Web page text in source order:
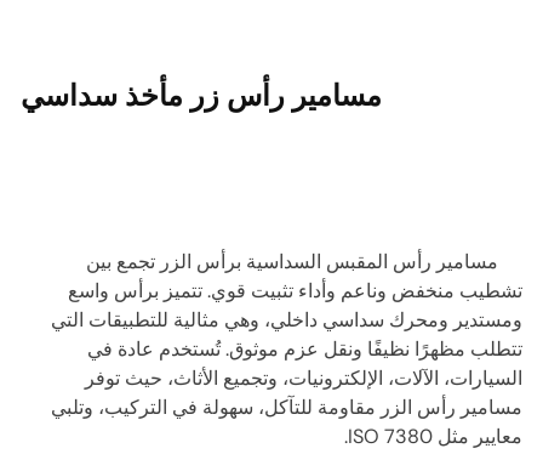
مسامير رأس زر مأخذ سداسي
مسامير رأس المقبس السداسية برأس الزر تجمع بين
تشطيب منخفض وناعم وأداء تثبيت قوي. تتميز برأس واسع
ومستدير ومحرك سداسي داخلي، وهي مثالية للتطبيقات التي
تتطلب مظهرًا نظيفًا ونقل عزم موثوق. تُستخدم عادة في
السيارات، الآلات، الإلكترونيات، وتجميع الأثاث، حيث توفر
مسامير رأس الزر مقاومة للتآكل، سهولة في التركيب، وتلبي
معايير مثل ISO 7380.